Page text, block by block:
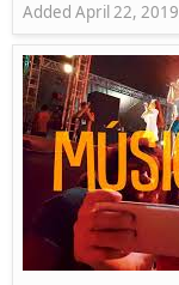
Added April 22, 2019